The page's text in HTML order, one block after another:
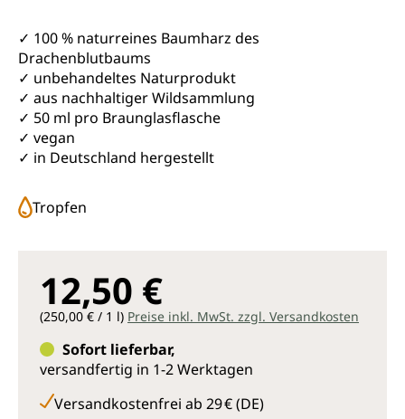
✓ 100 % naturreines Baumharz des
Drachenblutbaums
✓ unbehandeltes Naturprodukt
✓ aus nachhaltiger Wildsammlung
✓ 50 ml pro Braunglasflasche
✓ vegan
✓ in Deutschland hergestellt
Tropfen
12,50 €
(250,00 € / 1 l) Preise inkl. MwSt. zzgl. Versandkosten
Sofort lieferbar,
versandfertig in 1-2 Werktagen
Versandkostenfrei ab 29 € (DE)